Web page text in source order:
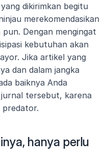
merekomendasikan
Dengan mengingat
kebutuhan akan
Jika artikel yang
dan dalam jangka
baiknya Anda
tersebut, karena
predator.
hanya perlu